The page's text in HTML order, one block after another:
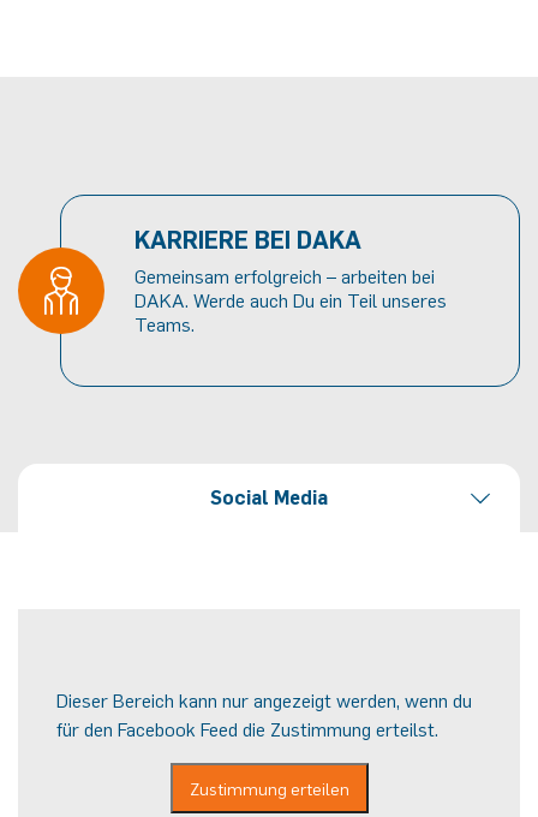
KARRIERE BEI DAKA
Gemeinsam erfolgreich – arbeiten bei
DAKA. Werde auch Du ein Teil unseres
Teams.
Social Media
Dieser Bereich kann nur angezeigt werden, wenn du
für den Facebook Feed die Zustimmung erteilst.
Zustimmung erteilen